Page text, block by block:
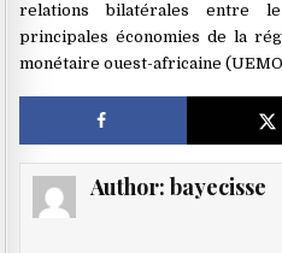
relations bilatérales entre
principales économies de la
monétaire ouest-africaine
Author: bayecisse